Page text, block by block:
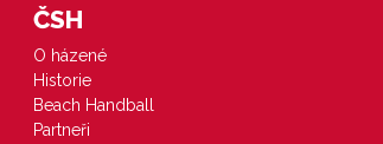
ČSH
O házené
Historie
Beach Handball
Partneři